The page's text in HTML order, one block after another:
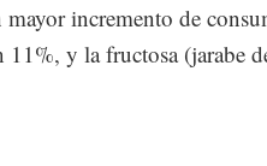
incremento de
y la fructosa (jarabe